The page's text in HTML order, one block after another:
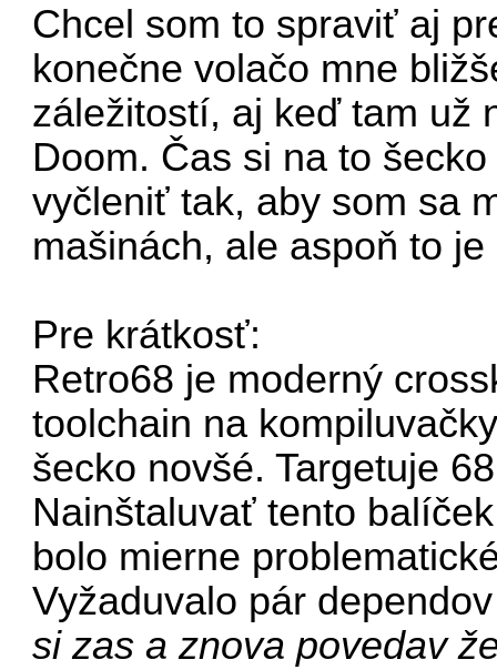
Chcel som to spraviť aj
konečne volačo mne
záležitostí, aj keď tam už
Doom. Čas si na to
vyčleniť tak, aby som sa
mašinách, ale aspoň to
Pre krátkosť:
Retro68 je moderný
toolchain na
šecko novšé. Targetuje
Nainštaluvať tento
bolo mierne
Vyžaduvalo pár
si zas a znova povedav